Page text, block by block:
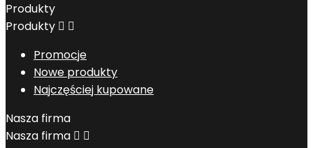
Produkty
Produkty  
Promocje
Nowe produkty
Najczęściej kupowane
Nasza firma
Nasza firma  